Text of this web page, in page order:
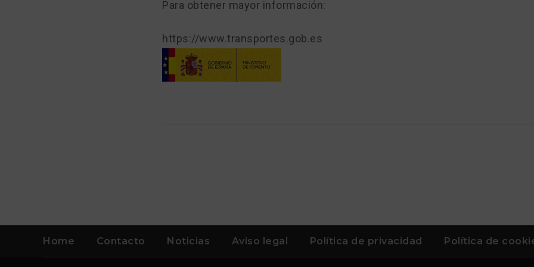
Para obtener mayor información:
https://www.transportes.gob.es
Home Contacto Noticias Aviso legal Política de privacidad Política de